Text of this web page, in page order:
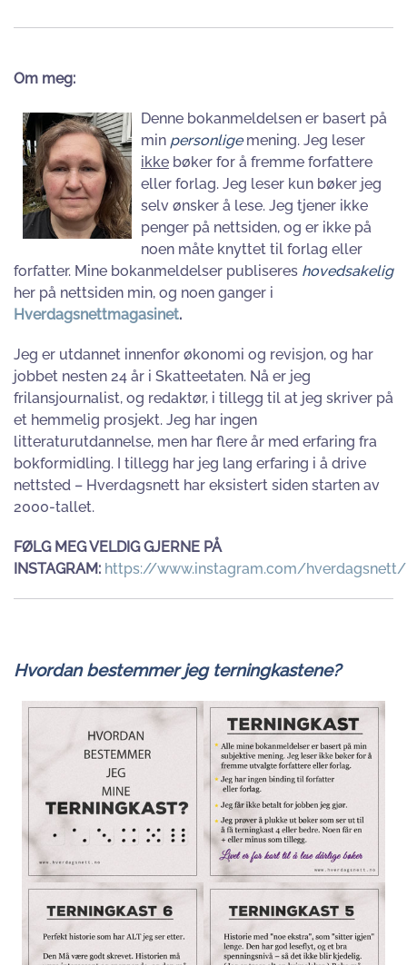
Om meg:
Denne bokanmeldelsen er basert på
min personligemening. Jeg leser
ikke bøker for å fremme forfattere
eller forlag. Jeg leser kun bøker jeg
selv ønsker å lese. Jeg tjener ikke
penger på nettsiden, og er ikke på
noen måte knyttet til forlag eller
forfatter. Mine bokanmeldelser publiseres hovedsakelig
her på nettsiden min, og noen ganger i
Hverdagsnettmagasinet.
Jeg er utdannet innenfor økonomi og revisjon, og har
jobbet nesten 24 år i Skatteetaten. Nå er jeg
frilansjournalist, og redaktør, i tillegg til at jeg skriver på
et hemmelig prosjekt. Jeg har ingen
litteraturutdannelse, men har flere år med erfaring fra
bokformidling. I tillegg har jeg lang erfaring i å drive
nettsted – Hverdagsnett har eksistert siden starten av
2000-tallet.
FØLG MEG VELDIG GJERNE PÅ
INSTAGRAM: https://www.instagram.com/hverdagsnett/
Hvordan bestemmer jeg terningkastene?